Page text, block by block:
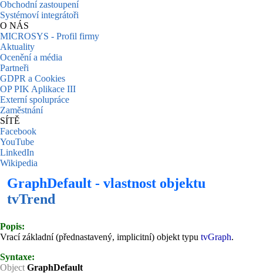
Obchodní zastoupení
Systémoví integrátoři
O NÁS
MICROSYS - Profil firmy
Aktuality
Ocenění a média
Partneři
GDPR a Cookies
OP PIK Aplikace III
Externí spolupráce
Zaměstnání
SÍTĚ
Facebook
YouTube
LinkedIn
Wikipedia
GraphDefault - vlastnost objektu
tvTrend
Popis:
Vrací základní (přednastavený, implicitní) objekt typu tvGraph.
Syntaxe:
Object GraphDefault